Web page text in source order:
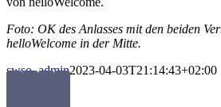
Foto: OK des Anlasses mit den beiden
helloWelcome in der Mitte.
swso_admin2023-04-03T21:14:43+02:00